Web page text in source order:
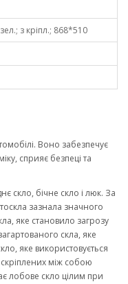
з кріпл.; 868*510
Воно забезпечує
сприяє безпеці та
скло, бічне скло і люк. За
зазнала значного
яке становило загрозу
скла, яке
яке використовується
скріплених між собою
лобове скло цілим при